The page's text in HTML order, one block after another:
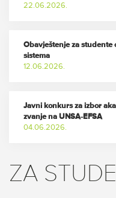
22.06.2026.
Obavještenje za
sistema
12.06.2026.
Javni konkurs za izbor
zvanje na UNSA-EFSA
04.06.2026.
ZA